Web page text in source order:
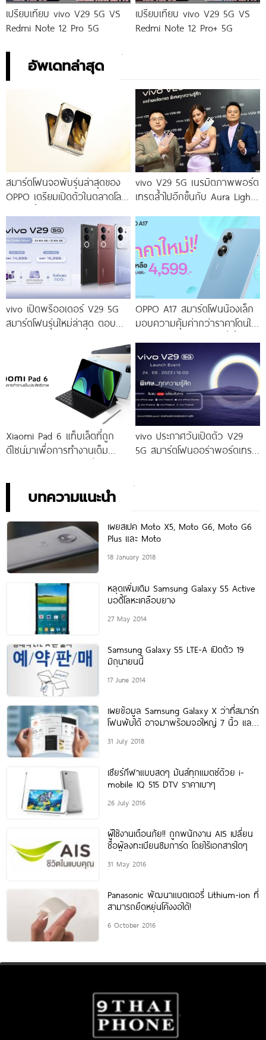
เปรียบเทียบ vivo V29 5G VS
Redmi Note 12 Pro 5G
เปรียบเทียบ vivo V29 5G VS
Redmi Note 12 Pro+ 5G
อัพเดทล่าสุด
สมาร์ตโฟนจอพับรุ่นล่าสุดของ
OPPO เตรียมเปิดตัวในตลาดโลก
vivo V29 5G เนรมิตภาพพอร์ต
เทรตล้ำไปอีกขั้นกับ Aura Light
โดดเด่นด้วยสุนทรียศาสตร์แห่ง
vivo เปิดพรีออเดอร์ V29 5G
สมาร์ตโฟนรุ่นใหม่ล่าสุด ตอบ
ราคาเริ่มต้นเพียง 14,999 บาท
จัดเต็มกับโปรโมชันพิเศษก่อนใคร
OPPO A17 สมาร์ตโฟนน้องเล็ก
มอบความคุ้มค่ากว่าราคาโดนใจ
ราคาใหม่เพียง 4,599 บาท
เท่านั้น!
Xiaomi Pad 6 แท็บเล็ตที่ถูก
ดีไซน์มาเพื่อการทำงานเต็ม
vivo ประกาศวันเปิดตัว V29
5G สมาร์ตโฟนออร่าพอร์ตเทร
บทความแนะนำ
เผยสเปค Moto X5, Moto G6, Moto G6
Plus และ Moto
18 January 2018
หลุดเพิ่มเติม Samsung Galaxy S5 Active
บอดี้โลหะเคลือบยาง
27 May 2014
Samsung Galaxy S5 LTE-A เปิดตัว 19
มิถุนายนนี้
17 June 2014
เผยข้อมูล Samsung Galaxy X ว่าที่สมาร์ท
โฟนพับได้ อาจมาพร้อมจอใหญ่ 7 นิ้ว และ
31 July 2018
เชียร์กีฬาแบบสดๆ มันส์ทุกแมตช์ด้วย i-
mobile IQ 515 DTV ราคาเบาๆ
26 July 2016
ผู้ใช้งานเตือนภัย!! ถูกพนักงาน AIS เปลี่ยน
ชื่อผู้ลงทะเบียนซิมการ์ด โดยไร้เอกสารใดๆ
31 May 2016
Panasonic พัฒนาแบตเตอรี่ Lithium-ion ที่
สามารถยืดหยุ่นโค้งงอได้!
6 October 2016